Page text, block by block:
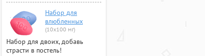
Набор для
влюбленных
(10х100 мг)
Набор для двоих, добавь
страсти в постель!